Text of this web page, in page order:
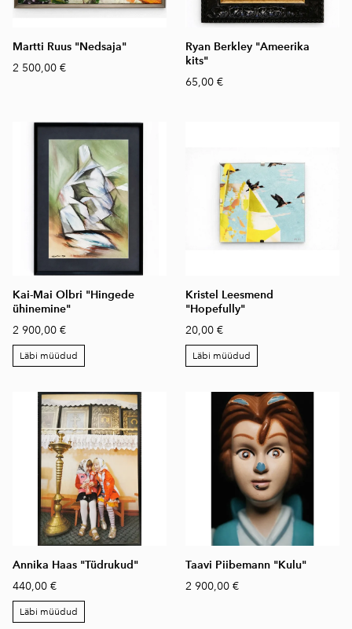
Martti Ruus "Nedsaja"
2 500,00 €
Ryan Berkley "Ameerika
kits"
65,00 €
Kai-Mai Olbri "Hingede
ühinemine"
2 900,00 €
Läbi müüdud
Kristel Leesmend
"Hopefully"
20,00 €
Läbi müüdud
Annika Haas "Tüdrukud"
440,00 €
Läbi müüdud
Taavi Piibemann "Kulu"
2 900,00 €